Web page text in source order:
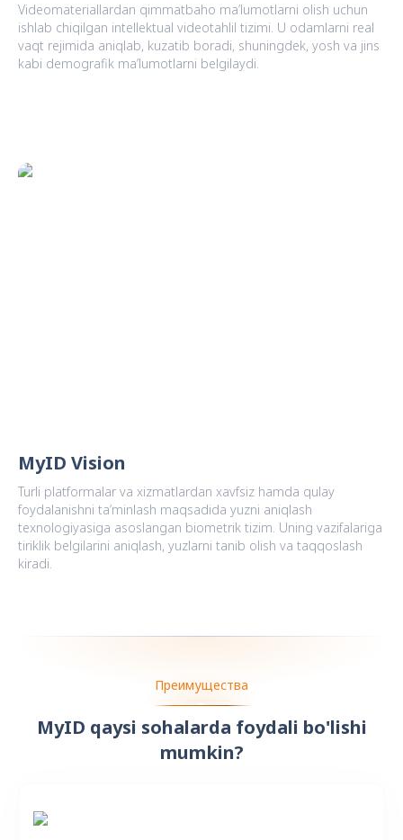
Videomateriallardan qimmatbaho ma’lumotlarni olish uchun
ishlab chiqilgan intellektual videotahlil tizimi. U odamlarni real
vaqt rejimida aniqlab, kuzatib boradi, shuningdek, yosh va jins
kabi demografik ma’lumotlarni belgilaydi.
MyID Vision
Turli platformalar va xizmatlardan xavfsiz hamda qulay
foydalanishni ta’minlash maqsadida yuzni aniqlash
texnologiyasiga asoslangan biometrik tizim. Uning vazifalariga
tiriklik belgilarini aniqlash, yuzlarni tanib olish va taqqoslash
kiradi.
Преимущества
MyID qaysi sohalarda foydali bo'lishi
mumkin?